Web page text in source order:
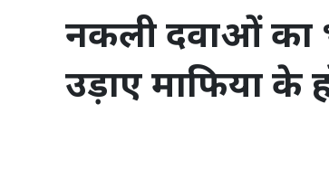
नकली दवाओं का
उड़ाए माफिया के